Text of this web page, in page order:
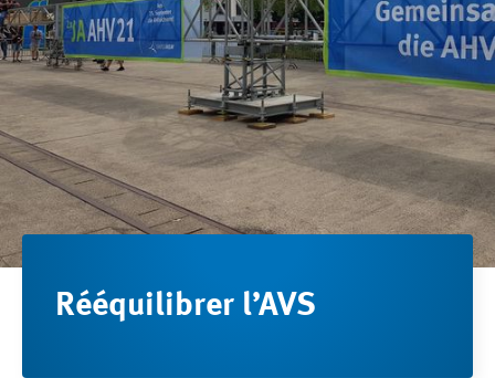
Rééquilibrer l’AVS